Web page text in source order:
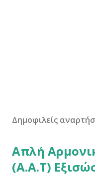
Δημοφιλείς
Απλή
(Α.Α.Τ)